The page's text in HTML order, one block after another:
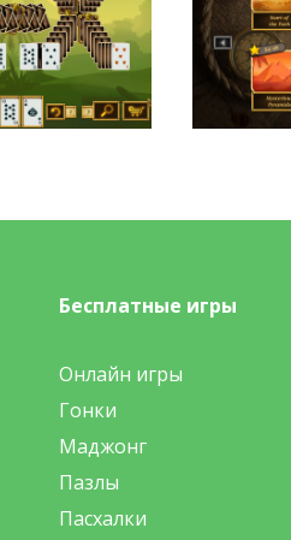
Бесплатные игры
Онлайн игры
Гонки
Маджонг
Пазлы
Пасхалки